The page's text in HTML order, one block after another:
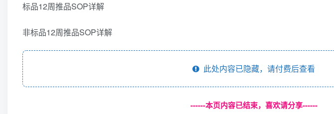
标品12周推品SOP详解
非标品12周推品SOP详解
此处内容已隐藏，请付费后查看
------本页内容已结束，喜欢请分享------